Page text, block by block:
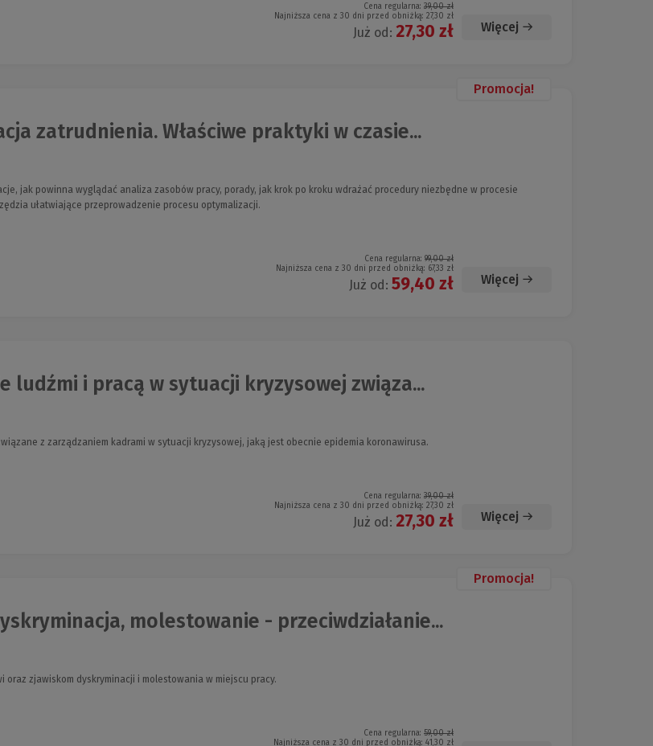
Cena regularna: 39,00 zł
Najniższa cena z 30 dni przed obniżką: 27,30 zł
Już od: 27,30 zł Więcej
Promocja!
zatrudnienia. Właściwe praktyki w czasie...
jak powinna wyglądać analiza zasobów pracy, porady, jak krok po kroku wdrażać procedury niezbędne w procesie
ułatwiające przeprowadzenie procesu optymalizacji.
Cena regularna: 99,00 zł
Najniższa cena z 30 dni przed obniżką: 67,33 zł
Już od: 59,40 zł Więcej
ludźmi i pracą w sytuacji kryzysowej związa...
z zarządzaniem kadrami w sytuacji kryzysowej, jaką jest obecnie epidemia koronawirusa.
Cena regularna: 39,00 zł
Najniższa cena z 30 dni przed obniżką: 27,30 zł
Już od: 27,30 zł Więcej
Promocja!
molestowanie - przeciwdziałanie...
oraz zjawiskom dyskryminacji i molestowania w miejscu pracy.
Cena regularna: 59,00 zł
Najniższa cena z 30 dni przed obniżką: 41,30 zł